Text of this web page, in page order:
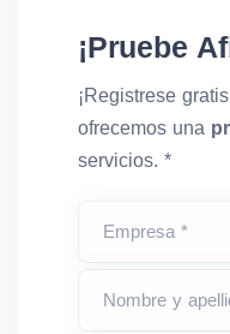
¡Pruebe
¡Registrese
ofrecemos una
servicios. *
Empresa *
Nombre y